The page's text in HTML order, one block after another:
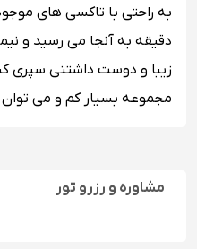
دقیقه به آنجا می رسید و
زیبا و دوست داشتنی سپری
مجموعه بسیار کم و می
مشاوره و رزرو تور